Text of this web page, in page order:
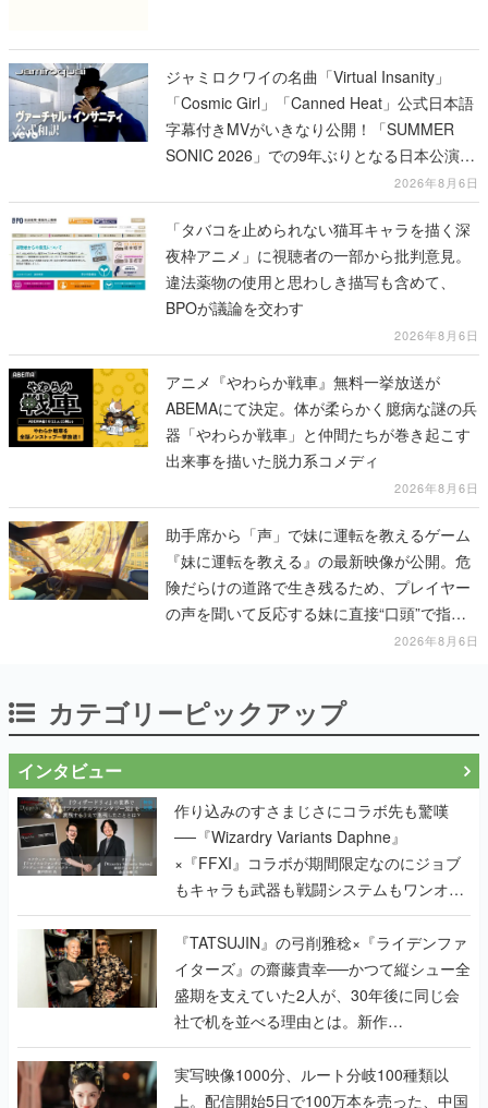
ジャミロクワイの名曲「Virtual Insanity」
「Cosmic Girl」「Canned Heat」公式日本語
字幕付きMVがいきなり公開！「SUMMER
SONIC 2026」での9年ぶりとなる日本公演を
2026年8月6日
「タバコを止められない猫耳キャラを描く深
夜枠アニメ」に視聴者の一部から批判意見。
違法薬物の使用と思わしき描写も含めて、
BPOが議論を交わす
2026年8月6日
アニメ『やわらか戦車』無料一挙放送が
ABEMAにて決定。体が柔らかく臆病な謎の兵
器「やわらか戦車」と仲間たちが巻き起こす
出来事を描いた脱力系コメディ
2026年8月6日
助手席から「声」で妹に運転を教えるゲーム
『妹に運転を教える』の最新映像が公開。危
険だらけの道路で生き残るため、プレイヤー
の声を聞いて反応する妹に直接“口頭”で指示
2026年8月6日
カテゴリーピックアップ
インタビュー
作り込みのすさまじさにコラボ先も驚嘆
──『Wizardry Variants Daphne』
×『FFXI』コラボが期間限定なのにジョブ
もキャラも武器も戦闘システムもワンオフ
で作り込まれた理由を両ディレクターに聞
く
『TATSUJIN』の弓削雅稔×『ライデンファ
イターズ』の齋藤貴幸──かつて縦シュー全
盛期を支えていた2人が、30年後に同じ会
社で机を並べる理由とは。新作
『TATSUJIN EXTREME』で初タッグを組
んだレジェンド2人に訊く開発秘話
実写映像1000分、ルート分岐100種類以
上。配信開始5日で100万本を売った、中国